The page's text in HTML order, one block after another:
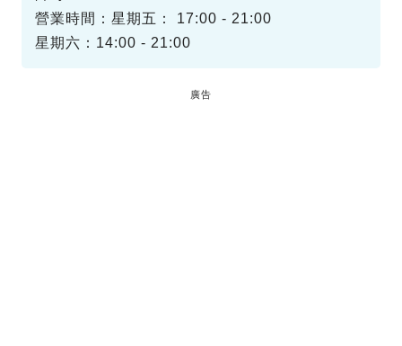
營業時間：星期五： 17:00 - 21:00
星期六：14:00 - 21:00
廣告